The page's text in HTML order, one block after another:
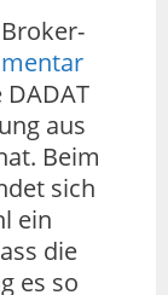
aus
Beim
sich
ein
die
es so